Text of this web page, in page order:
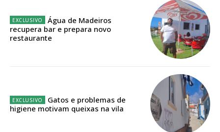
Planos de Assinatura
Faça-se assinante do Região de Cister e ajude-nos a manter este serviço
Escolha o plano de assinatura desejado:
Água de Madeiros
recupera bar e prepara novo
restaurante
Gatos e problemas de
higiene motivam queixas na vila